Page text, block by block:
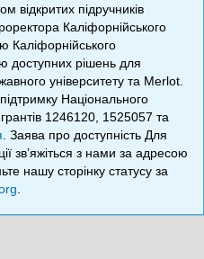
відкритих підручників
Каліфорнійського
Каліфорнійського
доступних рішень для
університету та Merlot.
Національного
1246120, 1525057 та
. Заява про доступність Для
зв’яжіться з нами за адресою
нашу сторінку статусу за